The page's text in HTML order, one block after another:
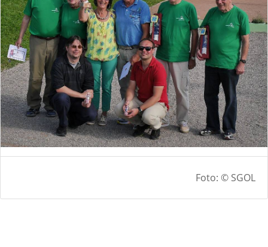
Foto: © SGOL